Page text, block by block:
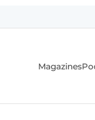
Magazines